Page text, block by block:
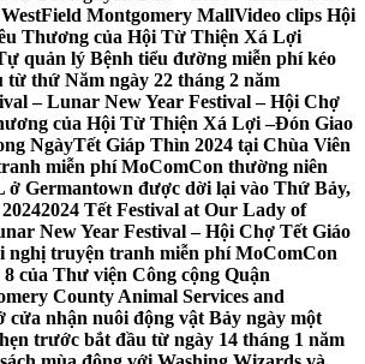
Montgomery MallVideo clips Hội
Thương của Hội Từ Thiện Xá Lợi
quản lý Bệnh tiểu đường miễn phí kéo
từ thứ Năm ngày 22 tháng 2 năm
– Lunar New Year Festival – Hội Chợ
của Hội Từ Thiện Xá Lợi –Đón Giao
NgàyTết Giáp Thìn 2024 tại Chùa Viên
miễn phí MoComCon thường niên
ở Germantown được dời lại vào Thứ Bảy,
2024 Tết Festival at Our Lady of
New Year Festival – Hội Chợ Tết Giáo
nghị truyện tranh miễn phí MoComCon
của Thư viện Công cộng Quận
County Animal Services and
cửa nhận nuôi động vật Bảy ngày một
trước bắt đầu từ ngày 14 tháng 1 năm